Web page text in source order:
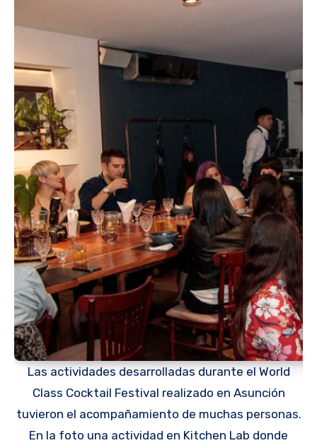
Las actividades desarrolladas durante el World
Class Cocktail Festival realizado en Asunción
tuvieron el acompañamiento de muchas personas.
En la foto una actividad en Kitchen Lab donde